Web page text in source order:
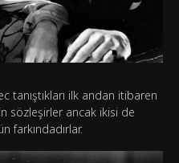
tanıştıkları ilk andan itibaren
sözleşirler ancak ikisi de
farkındadırlar.